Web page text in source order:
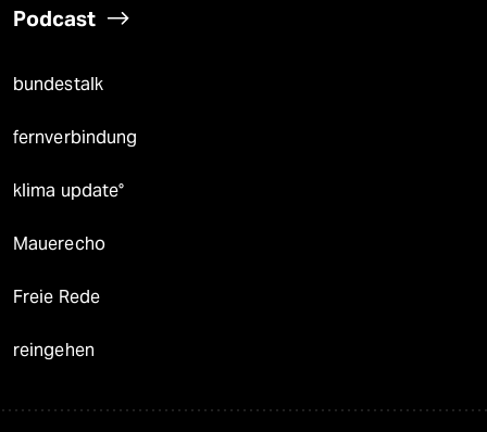
Podcast
bundestalk
fernverbindung
klima update°
Mauerecho
Freie Rede
reingehen